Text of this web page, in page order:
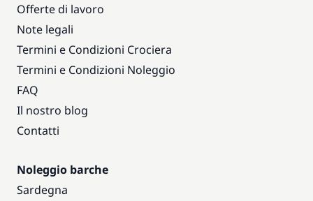
Offerte di lavoro
Note legali
Termini e Condizioni Crociera
Termini e Condizioni Noleggio
FAQ
Il nostro blog
Contatti
Noleggio barche
Sardegna